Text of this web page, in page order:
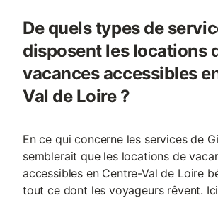
De quels types de
disposent les locations
vacances accessibles
Val de Loire ?
En ce qui concerne les services de
semblerait que les locations de
accessibles en Centre-Val de Loire
tout ce dont les voyageurs rêvent.